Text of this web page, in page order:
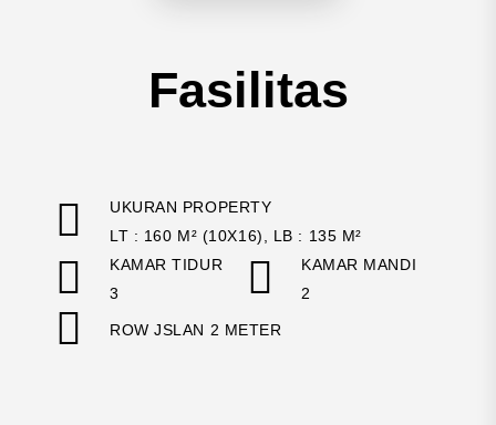
Fasilitas
UKURAN PROPERTY
LT : 160 M² (10X16), LB : 135 M²
KAMAR TIDUR
3
KAMAR MANDI
2
ROW JSLAN 2 METER